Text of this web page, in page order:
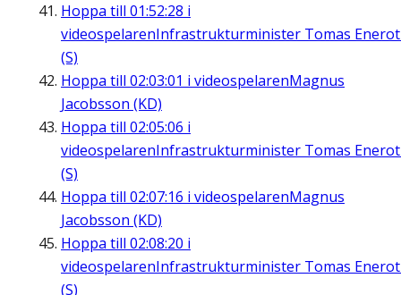
Hoppa till 01:52:28 i
videospelarenInfrastrukturminister Tomas
(S)
Hoppa till 02:03:01 i videospelarenMagnus
Jacobsson (KD)
Hoppa till 02:05:06 i
videospelarenInfrastrukturminister Tomas
(S)
Hoppa till 02:07:16 i videospelarenMagnus
Jacobsson (KD)
Hoppa till 02:08:20 i
videospelarenInfrastrukturminister Tomas
(S)